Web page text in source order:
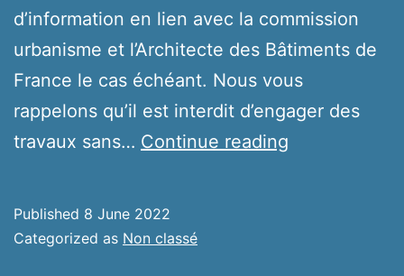
d’information en lien avec la commission
urbanisme et l’Architecte des Bâtiments de
France le cas échéant. Nous vous
rappelons qu’il est interdit d’engager des
travaux sans… Continue reading
Published 8 June 2022
Categorized as Non classé